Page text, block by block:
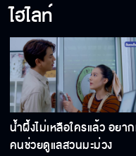
ฮา
เ
ไฮไลท์
น้ำผึ้งไม่เหลือใครแล้ว อยา
คนช่วยดูแลสวนมะม่วง